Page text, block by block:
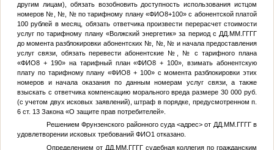
другим лицам), обязать возобновить доступность использования истцом
номеров № № №по тарифному плану «ФИО8+100» с абонентской платой
100 рублей в месяц, обязать ответчика произвести перерасчет стоимости
услуг по тарифному плану «Волжский энергетик» за период с ДД.ММ.ГГГГ
до момента разблокировки абонентских № №, № и начала предоставления
услуг связи, обязать перевести абонентские № №
с тарифного плана
«ФИО8+ 190» на тарифный план «ФИО8 + 100», взимать абонентскую
плату по тарифному плану «ФИО8 + 100» с момента разблокировки этих
номеров и начала оказания по данным номерам услуг связи, а также
взыскать с ответчика компенсацию морального вреда размере 30 000 руб.
(с учетом двух исковых заявлений), штраф в порядке, предусмотренном п.
6 ст. 13 Закона «О защите прав потребителей».
Решением Фрунзенского районного суда<адрес> от ДД.ММ.ГГГГв
удовлетворении исковых требований ФИО1 отказано.
Определением от ДД.ММ.ГГГГсудебная коллегия по гражданским